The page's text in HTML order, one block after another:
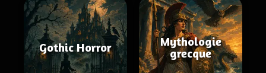
Gothic Horror
Mythologie
grecque